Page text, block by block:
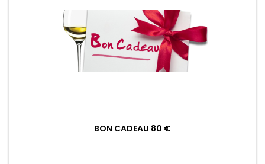
BON CADEAU 80 €